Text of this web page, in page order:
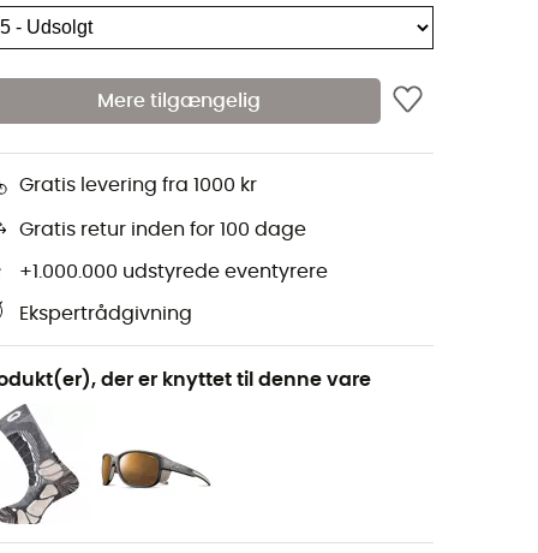
Mere tilgængelig
Gratis levering fra 1000 kr
Gratis retur inden for 100 dage
+1.000.000 udstyrede eventyrere
Ekspertrådgivning
der er knyttet til denne vare